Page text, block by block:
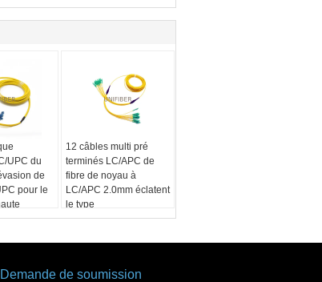
UPC du
de
pour le
12 câbles multi pré
terminés LC/APC de
fibre de noyau à
LC/APC 2.0mm éclatent
le type
Demande de soumission